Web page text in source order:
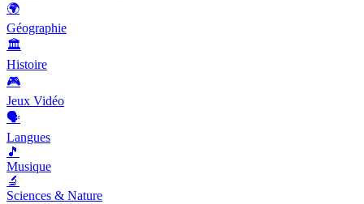
🌍
Géographie
🏛️
Histoire
🎮
Jeux Vidéo
🗣️
Langues
🎵
Musique
🔬
Sciences & Nature